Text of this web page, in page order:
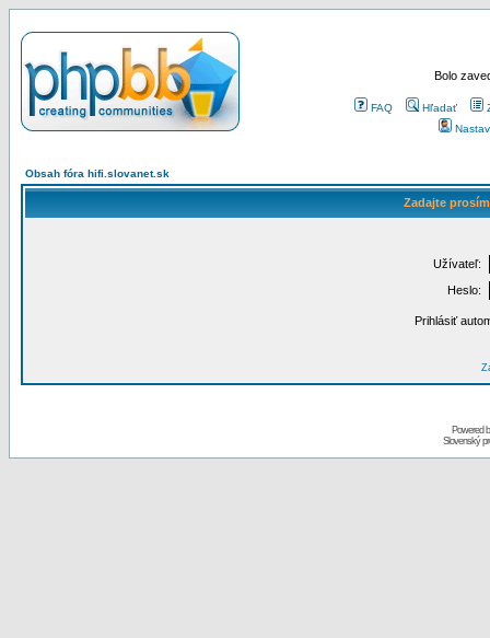
Bolo
FAQ Hľadať
Obsah fóra hifi.slovanet.sk
Zadajte
Užívateľ:
Heslo:
Prihlásiť
Powered
Slovenský